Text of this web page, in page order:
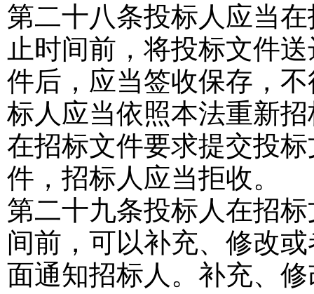
第二十八条投标人应当
止时间前，将投标文件
件后，应当签收保存，
标人应当依照本法重新
在招标文件要求提交投
件，招标人应当拒收。
第二十九条投标人在招
间前，可以补充、修改
面通知招标人。补充、